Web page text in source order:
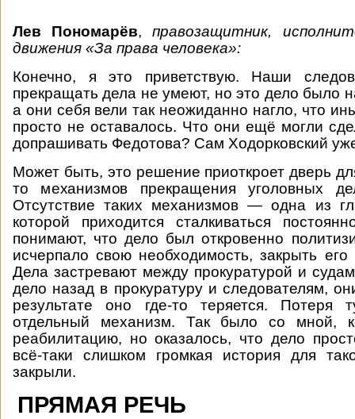
Лев Пономарёв,правозащитник,
движения «За права человека»:
Конечно, я это приветствую. Наши
прекращать дела не умеют, но это дело было
а они себя вели так неожиданно нагло, что
просто не оставалось. Что они ещё могли
допрашивать Федотова? Сам Ходорковский
Может быть, это решение приоткроет дверь
то механизмов прекращения уголовных
Отсутствие таких механизмов — одна из
которой приходится сталкиваться
понимают, что дело был откровенно
исчерпало свою необходимость, закрыть
Дела застревают между прокуратурой и
дело назад в прокуратуру и следователям,
результате оно где-то теряется. Потеря
отдельный механизм. Так было со мной,
реабилитацию, но оказалось, что дело
всё-таки слишком громкая история для
закрыли.
ПРЯМАЯ РЕЧЬ